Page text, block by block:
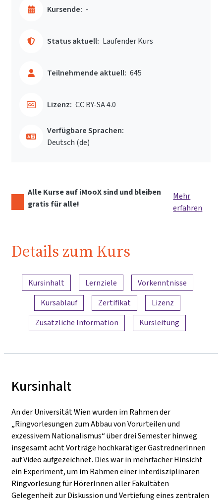
Kursende: -
Status aktuell: Laufender Kurs
Teilnehmende aktuell: 645
Lizenz: CC BY-SA 4.0
Verfügbare Sprachen:
Deutsch ‎(de)‎
Alle Kurse auf iMooX sind und bleiben
gratis für alle!
Mehr
erfahren
Details zum Kurs
Inhaltsübersicht
Kursinhalt Lernziele
Vorkenntnisse
Kursablauf
Zertifikat
Lizenz
Zusätzliche Information
Kursleitung
Kursinhalt
An der Universität Wien wurden im Rahmen der
„Ringvorlesungen zum Abbau von Vorurteilen und
exzessivem Nationalismus“ über drei Semester hinweg
insgesamt acht Vorträge hochkarätiger GastrednerInnen
auf Video aufgezeichnet. Dies war in mehrfacher Hinsicht
ein Experiment, um im Rahmen einer interdisziplinären
Ringvorlesung für HörerInnen aller Fakultäten
Gelegenheit zur Diskussion und Vertiefung eines zentralen